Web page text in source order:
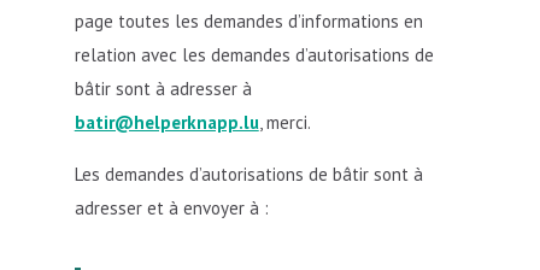
page toutes les demandes d’informations en
relation avec les demandes d’autorisations de
bâtir sont à adresser à
batir@helperknapp.lu, merci.
Les demandes d’autorisations de bâtir sont à
adresser et à envoyer à :